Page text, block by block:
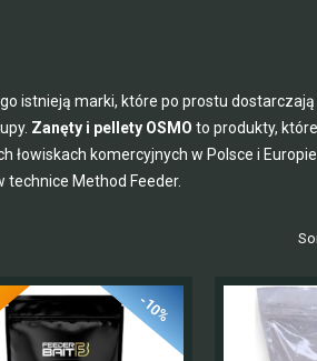
istnieją marki, które po prostu
Zanęty i pellety OSMO to produkty,
komercyjnych w Polsce i
technice Method Feeder.
-10%